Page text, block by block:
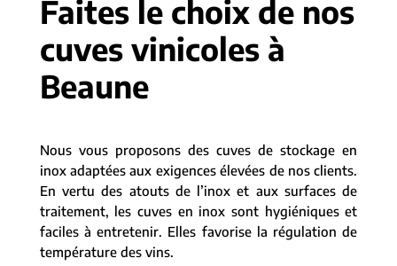
Faites le choix de nos
cuves vinicoles à
Beaune
Nous vous proposons des cuves de stockage en
inox adaptées aux exigences élevées de nos clients.
En vertu des atouts de l’inox et aux surfaces de
traitement, les cuves en inox sont hygiéniques et
faciles à entretenir. Elles favorise la régulation de
température des vins.